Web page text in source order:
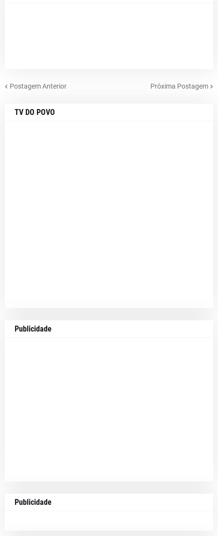
Postagem Anterior Próxima Postagem
TV DO POVO
Publicidade
Publicidade